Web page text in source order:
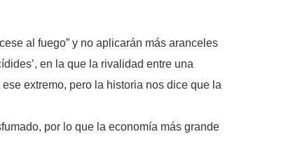
al fuego” y no aplicarán más aranceles
en la que la rivalidad entre una
extremo, pero la historia nos dice que la
por lo que la economía más grande